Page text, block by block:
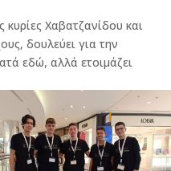
Χαβατζανίδου και
δουλεύει για την
εδώ, αλλά ετοιμάζει